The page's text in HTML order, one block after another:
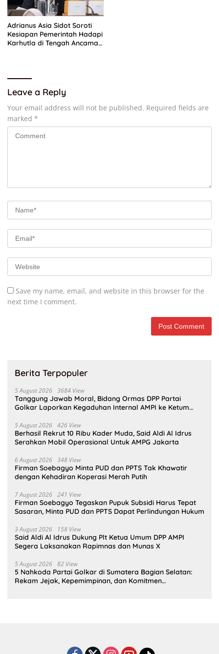
Adrianus Asia Sidot Soroti
Kesiapan Pemerintah Hadapi
Karhutla di Tengah Ancaman
Leave a Reply
Your email address will not be published. Required fields are
marked *
Save my name, email, and website in this browser for the
next time I comment.
Berita Terpopuler
5 August 2026 3684 View
Tanggung Jawab Moral, Bidang Ormas DPP Partai
Golkar Laporkan Kegaduhan Internal AMPI ke Ketum
5 August 2026 426 View
Berhasil Rekrut 10 Ribu Kader Muda, Said Aldi Al Idrus
Serahkan Mobil Operasional Untuk AMPG Jakarta
6 August 2026 348 View
Firman Soebagyo Minta PUD dan PPTS Tak Khawatir
dengan Kehadiran Koperasi Merah Putih
7 August 2026 241 View
Firman Soebagyo Tegaskan Pupuk Subsidi Harus Tepat
Sasaran, Minta PUD dan PPTS Dapat Perlindungan Hukum
3 August 2026 158 View
Said Aldi Al Idrus Dukung Plt Ketua Umum DPP AMPI
Segera Laksanakan Rapimnas dan Munas X
5 August 2026 82 View
5 Nahkoda Partai Golkar di Sumatera Bagian Selatan:
Rekam Jejak, Kepemimpinan, dan Komitmen